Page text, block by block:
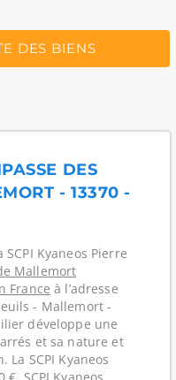
DES BIENS
DES
- 13370 -
Kyaneos Pierre
Mallemort
France à l’adresse
- Mallemort -
développe une
et sa nature et
SCPI Kyaneos